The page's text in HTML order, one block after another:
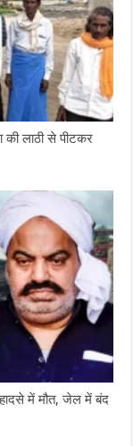
की लाठी से पीटकर
में मौत, जेल में बंद